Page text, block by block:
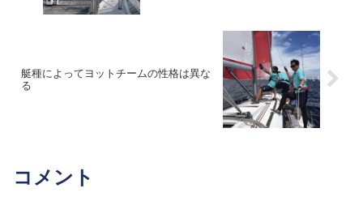
艇種によってヨットチームの性格は異な
る
コメント